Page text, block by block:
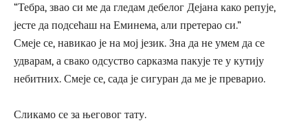
“Тебра, звао си ме да гледам дебелог Дејана како репује,
јесте да подсећаш на Еминема, али претерао си.”
Смеје се, навикао је на мој језик. Зна да не умем да се
удварам, а свако одсуство сарказма пакује те у кутију
небитних. Смеје се, сада је сигуран да ме је преварио.
Сликамо се за његовог тату.